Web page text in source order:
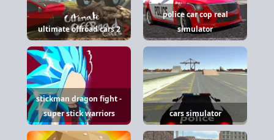
ultimate offroad cars 2
police car cop real
simulator
stickman dragon fight -
super stick warriors
cars simulator